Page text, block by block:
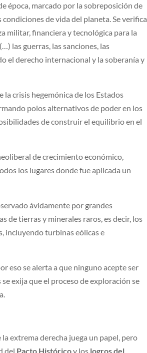
época, marcado por la sobreposición de
de vida del planeta. Se verifica
militar, financiera y tecnológica para la
las guerras, las sanciones, las
el derecho internacional y la soberanía y
crisis hegemónica de los Estados
polos alternativos de poder en los
de construir el equilibrio en el
de crecimiento económico,
los lugares donde fue aplicada un
ávidamente por grandes
de tierras y minerales raros, es decir, los
incluyendo turbinas eólicas e
eso se alerta a que ninguno acepte ser
exija que el proceso de exploración se
extrema derecha juega un papel, pero
del Pacto Históricoy los logros del